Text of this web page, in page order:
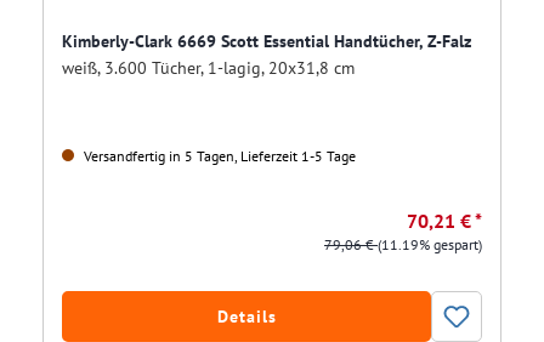
Kimberly-Clark 6669 Scott Essential Handtücher, Z-Falz
weiß, 3.600 Tücher, 1-lagig, 20x31,8 cm
Versandfertig in 5 Tagen, Lieferzeit 1-5 Tage
70,21 € *
79,06 €(11.19% gespart)
Details